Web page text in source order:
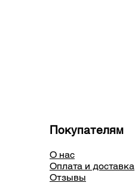
Покупателям
О нас
Оплата и доставка
Отзывы